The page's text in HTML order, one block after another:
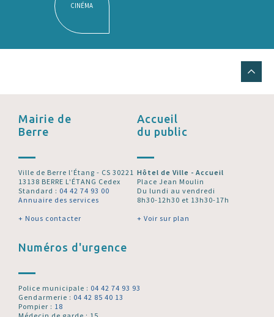
CINÉMA
Mairie de
Berre
Ville de Berre l’Étang - CS 30221
13138 BERRE L'ÉTANG Cedex
Standard : 04 42 74 93 00
Annuaire des services
+ Nous contacter
Accueil
du public
Hôtel de Ville - Accueil
Place Jean Moulin
Du lundi au vendredi
8h30-12h30 et 13h30-17h
+ Voir sur plan
Numéros d'urgence
Police municipale : 04 42 74 93 93
Gendarmerie : 04 42 85 40 13
Pompier : 18